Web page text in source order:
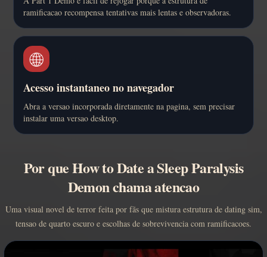
ramificacao recompensa tentativas mais lentas e observadoras.
🌐
Acesso instantaneo no navegador
Abra a versao incorporada diretamente na pagina, sem precisar
instalar uma versao desktop.
Por que How to Date a Sleep Paralysis
Demon chama atencao
Uma visual novel de terror feita por fãs que mistura estrutura de dating sim,
tensao de quarto escuro e escolhas de sobrevivencia com ramificacoes.